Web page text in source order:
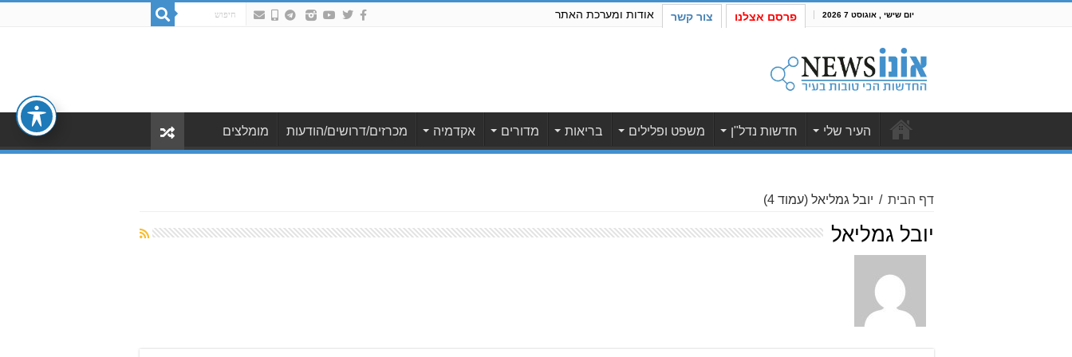
יום שישי , אוגוסט 7 2026 פרסם אצלנו צור קשר אודות ומערכת האתר
העיר שלי חדשות נדל"ן משפט ופלילים בריאות מדורים אקדמיה מכרזים/דרושים/הודעות מומלצים
דף הבית / יובל גמליאל (עמוד 4)
יובל גמליאל